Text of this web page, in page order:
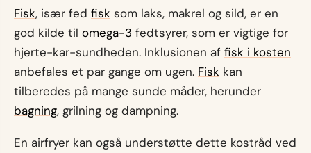
Fisk, især fed fisk som laks, makrel og sild, er en
god kilde til omega-3 fedtsyrer, som er vigtige for
hjerte-kar-sundheden. Inklusionen af fisk i kosten
anbefales et par gange om ugen. Fisk kan
tilberedes på mange sunde måder, herunder
bagning, grilning og dampning.
En airfryer kan også understøtte dette kostråd ved